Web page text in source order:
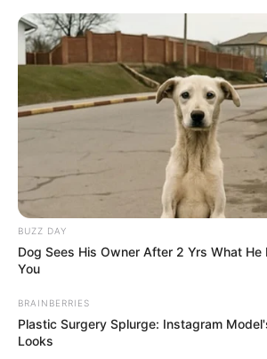
au
contenu AU PETIT
Pronostic Gratuit du Tiercé Quinté
Menu
BUZZ DAY
Dog Sees His Owner After 2 Yrs What He
You
BRAINBERRIES
Plastic Surgery Splurge: Instagram
Looks